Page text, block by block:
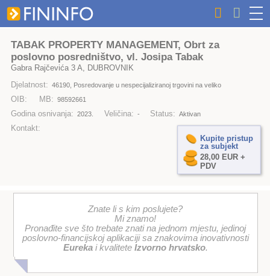
TABAK PROPERTY MANAGEMENT, Obrt za
poslovno posredništvo, vl. Josipa Tabak
Gabra Rajčevića 3 A, DUBROVNIK
Djelatnost: 46190, Posredovanje u nespecijaliziranoj trgovini na veliko
OIB: MB: 98592661
Godina osnivanja: 2023. Veličina: - Status: Aktivan
Kontakt:
Kupite pristup
za subjekt
28,00 EUR +
PDV
Znate li s kim poslujete?
Mi znamo!
Pronađite sve što trebate znati na jednom mjestu, jedinoj
poslovno-financijskoj aplikaciji sa znakovima inovativnosti
Eurekai kvalitete Izvorno hrvatsko.